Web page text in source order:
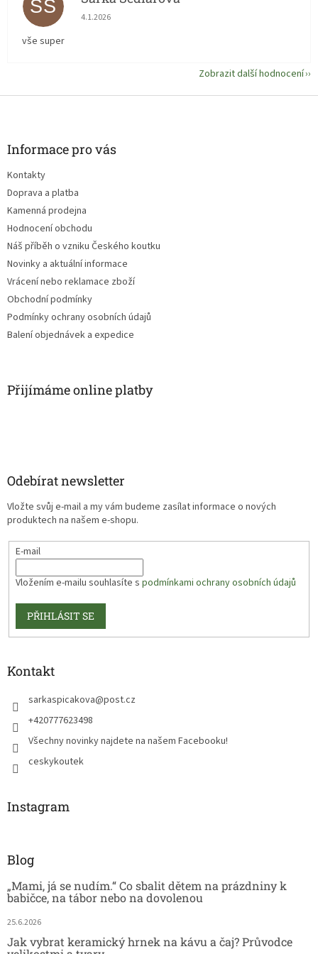
ŠS Hodnocení obchodu je 5 z 5 hvězdiček.
4.1.2026
vše super
Zobrazit další hodnocení
Informace pro vás
Kontakty
Doprava a platba
Kamenná prodejna
Hodnocení obchodu
Náš příběh o vzniku Českého koutku
Novinky a aktuální informace
Vrácení nebo reklamace zboží
Obchodní podmínky
Podmínky ochrany osobních údajů
Balení objednávek a expedice
Přijímáme online platby
Odebírat newsletter
Vložte svůj e-mail a my vám budeme zasílat informace o nových
produktech na našem e-shopu.
E-mail
Vložením e-mailu souhlasíte s podmínkami ochrany osobních údajů
PŘIHLÁSIT SE
Kontakt
sarkaspicakova@post.cz
+420777623498
Všechny novinky najdete na našem Facebooku!
ceskykoutek
Instagram
Blog
„Mami, já se nudím.“ Co sbalit dětem na prázdniny k
babičce, na tábor nebo na dovolenou
25.6.2026
Jak vybrat keramický hrnek na kávu a čaj? Průvodce